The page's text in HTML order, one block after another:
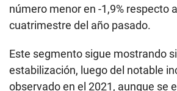
número menor en -1,9% respecto
cuatrimestre del año pasado.
Este segmento sigue mostrando
estabilización, luego del notable
observado en el 2021, aunque se